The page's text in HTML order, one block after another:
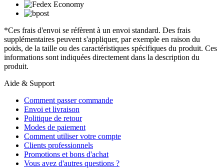
*Ces frais d'envoi se réfèrent à un envoi standard. Des frais
supplémentaires peuvent s'appliquer, par exemple en raison du
poids, de la taille ou des caractéristiques spécifiques du produit. Ces
informations sont indiquées directement dans la description du
produit.
Aide & Support
Comment passer commande
Envoi et livraison
Politique de retour
Modes de paiement
Comment utiliser votre compte
Clients professionnels
Promotions et bons d'achat
Vous avez d'autres questions ?